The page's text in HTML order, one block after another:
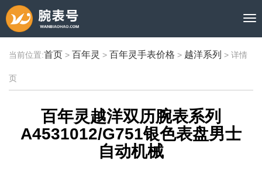
当前位置:首页 > 百年灵 > 百年灵手表价格 > 越洋系列 > 详情
页
百年灵越洋双历腕表系列
A4531012/G751银色表盘男士
自动机械